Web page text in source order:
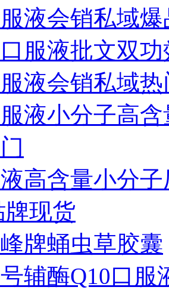
液会销私域
服液批文双
液会销私域
液小分子高
高含量小分
牌现货
牌蛹虫草胶囊
辅酶Q10口服